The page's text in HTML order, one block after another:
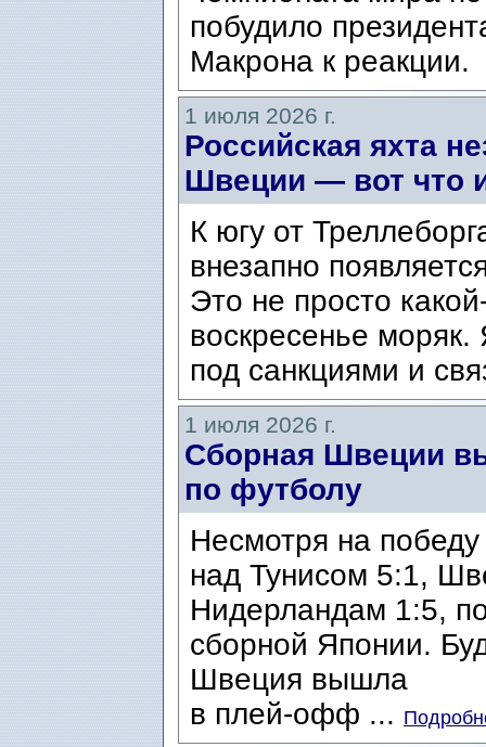
побудило
Макрона к реакции.
1 июля 2026 г.
Российская яхта
Швеции — вот что
К югу от
внезапно
Это не просто
воскресенье
под санкциями и
1 июля 2026 г.
Сборная Швеции
по футболу
Несмотря на победу
над Тунисом 5:1,
Нидерландам 1:5,
сборной Японии.
Швеция вышла
в плей-офф ...